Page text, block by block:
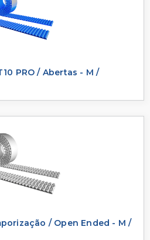
PRO / Abertas - M /
/ Open Ended - M /